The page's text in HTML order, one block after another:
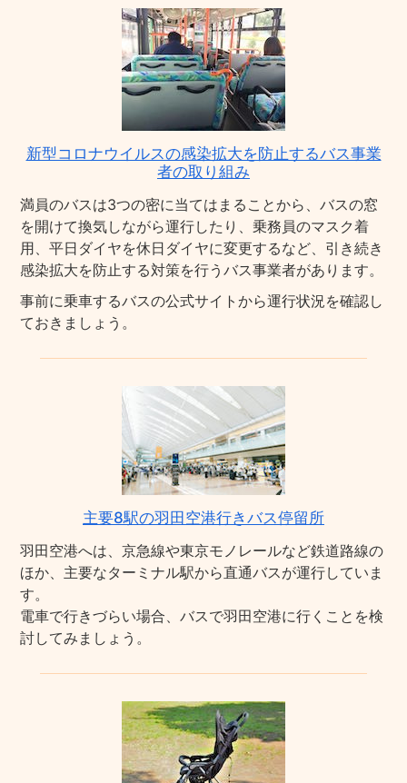
新型コロナウイルスの感染拡大を防止するバス事業
者の取り組み
満員のバスは3つの密に当てはまることから、バスの窓
を開けて換気しながら運行したり、乗務員のマスク着
用、平日ダイヤを休日ダイヤに変更するなど、引き続き
感染拡大を防止する対策を行うバス事業者があります。
事前に乗車するバスの公式サイトから運行状況を確認し
ておきましょう。
主要8駅の羽田空港行きバス停留所
羽田空港へは、京急線や東京モノレールなど鉄道路線の
ほか、主要なターミナル駅から直通バスが運行していま
す。
電車で行きづらい場合、バスで羽田空港に行くことを検
討してみましょう。